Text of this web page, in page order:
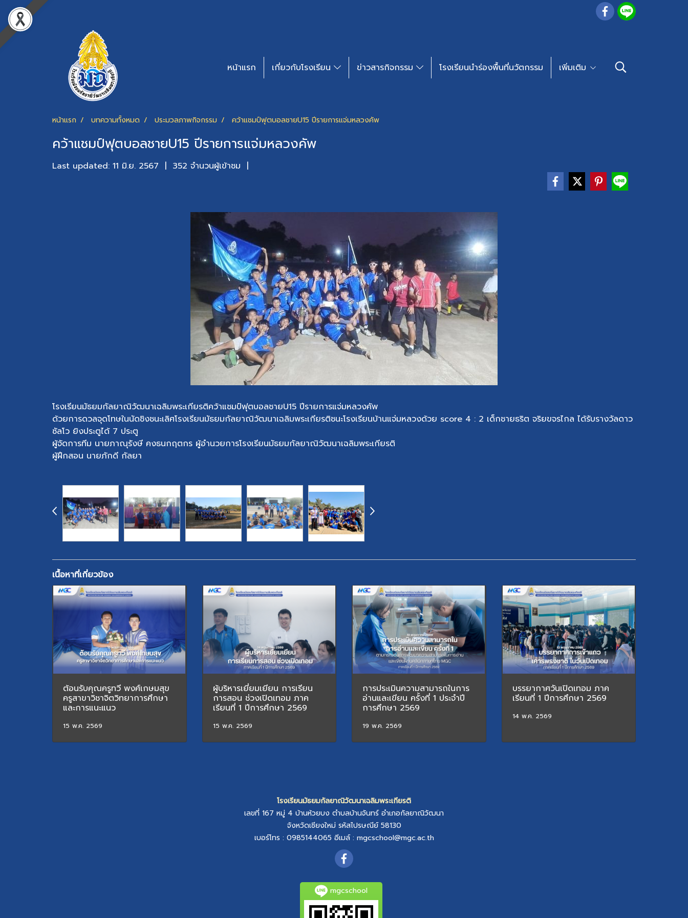
หน้าแรก เกี่ยวกับโรงเรียน ข่าวสารกิจกรรม​ โรงเรียนนำร่องพื้นที่นวัตกรรม เพิ่มเติม
หน้าแรก บทความทั้งหมด ประมวลภาพกิจกรรม คว้าแชมป์ฟุตบอลชายU15 ปีรายการแจ่มหลวงคัพ
คว้าแชมป์ฟุตบอลชายU15 ปีรายการแจ่มหลวงคัพ
Last updated: 11 มิ.ย. 2567 | 352 จำนวนผู้เข้าชม |
โรงเรียนมัธยมกัลยาณิวัฒนาเฉลิมพระเกียรติคว้าแชมป์ฟุตบอลชายU15 ปีรายการแจ่มหลวงคัพ
ด้วยการดวลจุดโทษในนัดชิงชนะเลิศโรงเรียนมัธยมกัลยาณิวัฒนาเฉลิมพระเกียรติชนะโรงเรียนบ้านแจ่มหลวงด้วย score 4 : 2 เด็กชายธริต จริยขจรไกล ได้รับรางวัลดาว
ซัลโว ยิงประตูได้ 7 ประตู
ผู้จัดการทีม นายภาณุรังษี คงธนกฤตกร ผู้อำนวยการโรงเรียนมัธยมกัลยาณิวัฒนาเฉลิมพระเกียรติ
ผู้ฝึกสอน นายภักดี กัลยา
เนื้อหาที่เกี่ยวข้อง
ต้อนรับคุณครูทวี พงศ์เกษมสุข
ครูสาขาวิชาจิตวิทยาการศึกษา
และการแนะแนว
15 พ.ค. 2569
ผู้บริหารเยี่ยมเยียน การเรียน
การสอน ช่วงเปิดเทอม ภาค
เรียนที่ 1 ปีการศึกษา 2569
15 พ.ค. 2569
การประเมินความสามารถในการ
อ่านและเขียน ครั้งที่ 1 ประจำปี
การศึกษา 2569
19 พ.ค. 2569
บรรยากาศวันเปิดเทอม ภาค
เรียนที่ 1 ปีการศึกษา 2569
14 พ.ค. 2569
โรงเรียนมัธยมกัลยาณิวัฒนาเฉลิมพระเกียรติ
เลขที่ 167 หมู่ 4 บ้านห้วยบง ตำบลบ้านจันทร์อำเภอกัลยาณิวัฒนา
จังหวัดเชียงใหม่ รหัสไปรษณีย์ 58130
เบอร์โทร : 0985144065 อีเมล์ : mgcschool@mgc.ac.th
mgcschool